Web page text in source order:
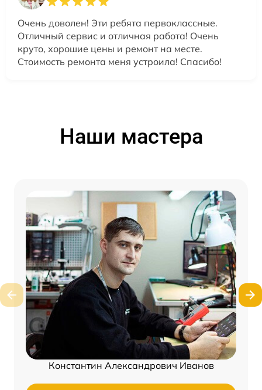
Очень доволен! Эти ребята первоклассные.
Отличный сервис и отличная работа! Очень
круто, хорошие цены и ремонт на месте.
Стоимость ремонта меня устроила! Спасибо!
Наши мастера
Константин Александрович Иванов